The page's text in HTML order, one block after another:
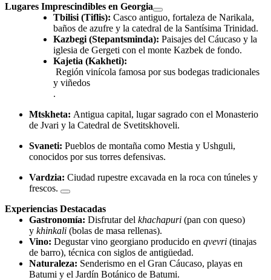
Lugares Imprescindibles en Georgia
Tbilisi (Tiflis): Casco antiguo, fortaleza de Narikala,
baños de azufre y la catedral de la Santísima Trinidad.
Kazbegi (Stepantsminda): Paisajes del Cáucaso y la
iglesia de Gergeti con el monte Kazbek de fondo.
Kajetia (Kakheti):
Región vinícola famosa por sus bodegas tradicionales
y viñedos
.
Mtskheta: Antigua capital, lugar sagrado con el Monasterio
de Jvari y la Catedral de Svetitskhoveli.
Svaneti: Pueblos de montaña como Mestia y Ushguli,
conocidos por sus torres defensivas.
Vardzia: Ciudad rupestre excavada en la roca con túneles y
frescos.
Experiencias Destacadas
Gastronomía: Disfrutar del khachapuri (pan con queso)
y khinkali (bolas de masa rellenas).
Vino: Degustar vino georgiano producido en qvevri (tinajas
de barro), técnica con siglos de antigüedad.
Naturaleza: Senderismo en el Gran Cáucaso, playas en
Batumi y el Jardín Botánico de Batumi.